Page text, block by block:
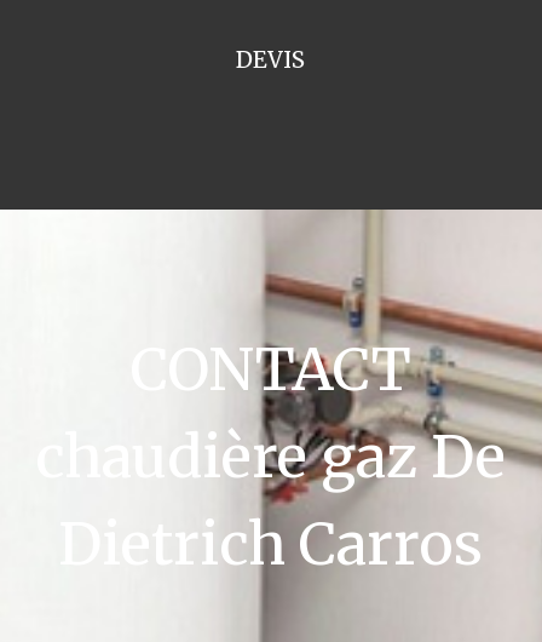
DEVIS
CONTACT
chaudière gaz De
Dietrich Carros